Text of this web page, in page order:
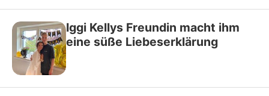
Iggi Kellys Freundin macht ihm
eine süße Liebeserklärung